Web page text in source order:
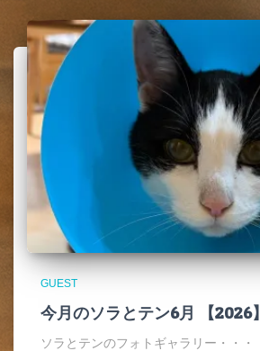
GUEST
今月のソラとテン6月 【2026】
ソラとテンのフォトギャラリー・・・